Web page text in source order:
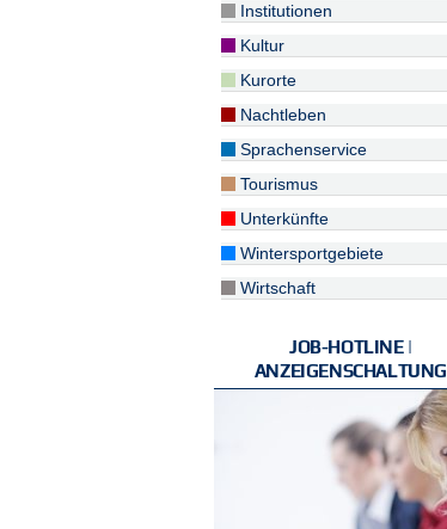
Institutionen
Kultur
Kurorte
Nachtleben
Sprachenservice
Tourismus
Unterkünfte
Wintersportgebiete
Wirtschaft
JOB-HOTLINE |
ANZEIGENSCHALTUNG